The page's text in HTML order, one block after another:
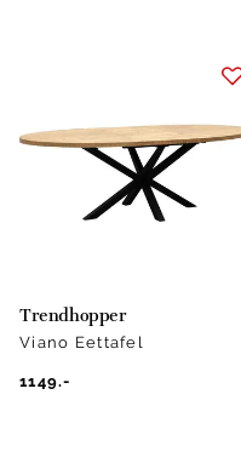
Trendhopper
Viano Eettafel
1149.-